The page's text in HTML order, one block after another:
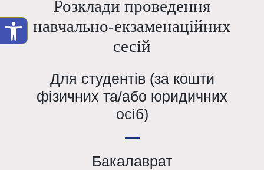
Розклади проведення
навчально-екзаменаційних
сесій
Для студентів (за кошти
фізичних та/або юридичних
осіб)
Бакалаврат